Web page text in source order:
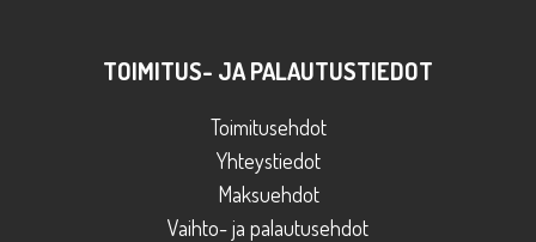
TOIMITUS- JA PALAUTUSTIEDOT
Toimitusehdot
Yhteystiedot
Maksuehdot
Vaihto- ja palautusehdot